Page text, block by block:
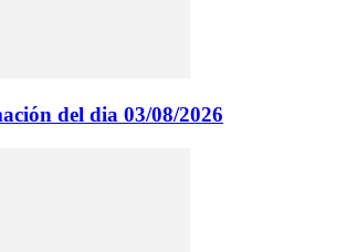
del dia 03/08/2026